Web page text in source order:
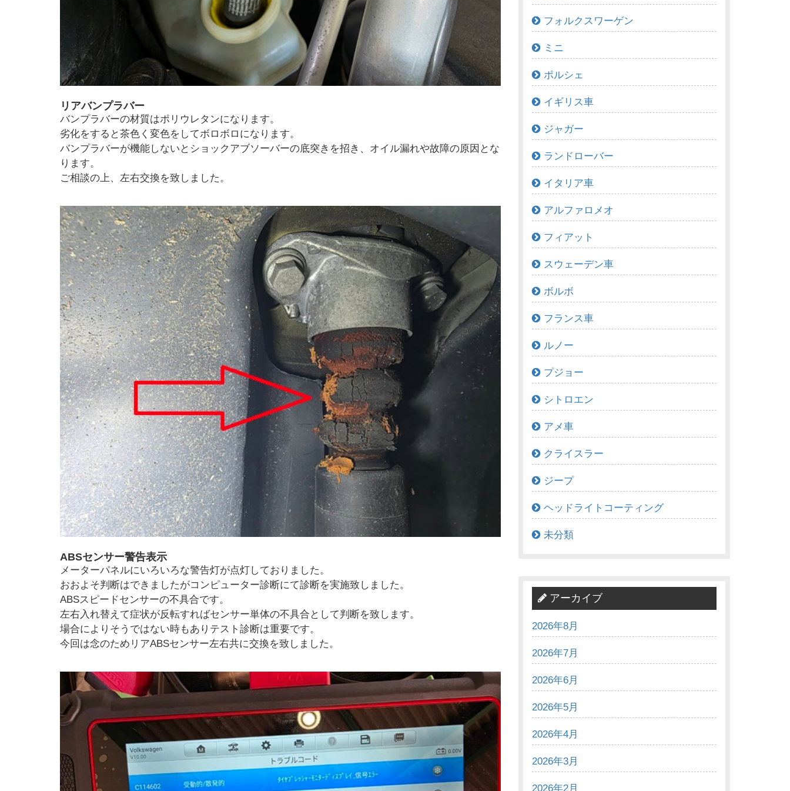
リアバンプラバー
バンプラバーの材質はポリウレタンになります。
劣化をすると茶色く変色をしてボロボロになります。
バンプラバーが機能しないとショックアブソーバーの底突きを招き、オイル漏れや故障の原因とな
ります。
ご相談の上、左右交換を致しました。
ABSセンサー警告表示
メーターパネルにいろいろな警告灯が点灯しておりました。
おおよそ判断はできましたがコンピューター診断にて診断を実施致しました。
ABSスピードセンサーの不具合です。
左右入れ替えて症状が反転すればセンサー単体の不具合として判断を致します。
場合によりそうではない時もありテスト診断は重要です。
今回は念のためリアABSセンサー左右共に交換を致しました。
フォルクスワーゲン
ミニ
ポルシェ
イギリス車
ジャガー
ランドローバー
イタリア車
アルファロメオ
フィアット
スウェーデン車
ボルボ
フランス車
ルノー
プジョー
シトロエン
アメ車
クライスラー
ジープ
ヘッドライトコーティング
未分類
アーカイブ
2026年8月
2026年7月
2026年6月
2026年5月
2026年4月
2026年3月
2026年2月